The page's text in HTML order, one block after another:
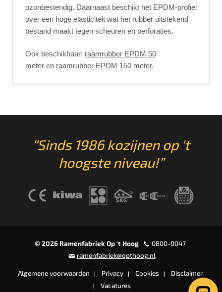
ozonbestendig. Daarnaast beschikt het EPDM-profiel
over een hoge elasticiteit wat het rubber uitstekend
bestand maakt tegen scheuren en perforaties.
Ook beschikbaar: raamrubber EPDM 50
meter en raamrubber EPDM 150 meter.
“Sinds 1986 kozijnen op 't
hoogste niveau!”
© 2026 Ramenfabriek Op 't Hoog
0800-0047
ramenfabriek@opthoog.nl
Algemene voorwaarden Privacy Cookies
Disclaimer
Vacatures